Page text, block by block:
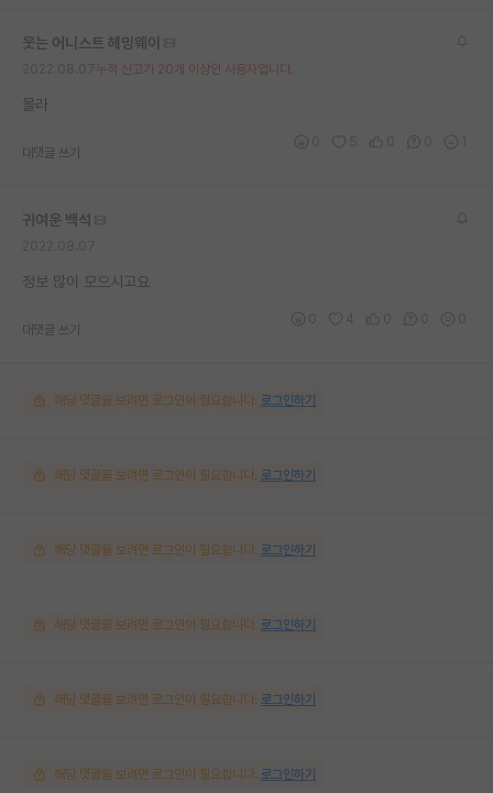
웃는 어니스트 헤밍웨이
누적 신고가 20개 이상인 사용자입니다.
몰라
대댓글 쓰기
귀여운 백석
정보 많이 모으시고요
대댓글 쓰기
해당 댓글을 보려면 로그인이 필요합니다. 로그인하기
해당 댓글을 보려면 로그인이 필요합니다. 로그인하기
해당 댓글을 보려면 로그인이 필요합니다. 로그인하기
해당 댓글을 보려면 로그인이 필요합니다. 로그인하기
해당 댓글을 보려면 로그인이 필요합니다. 로그인하기
해당 댓글을 보려면 로그인이 필요합니다. 로그인하기